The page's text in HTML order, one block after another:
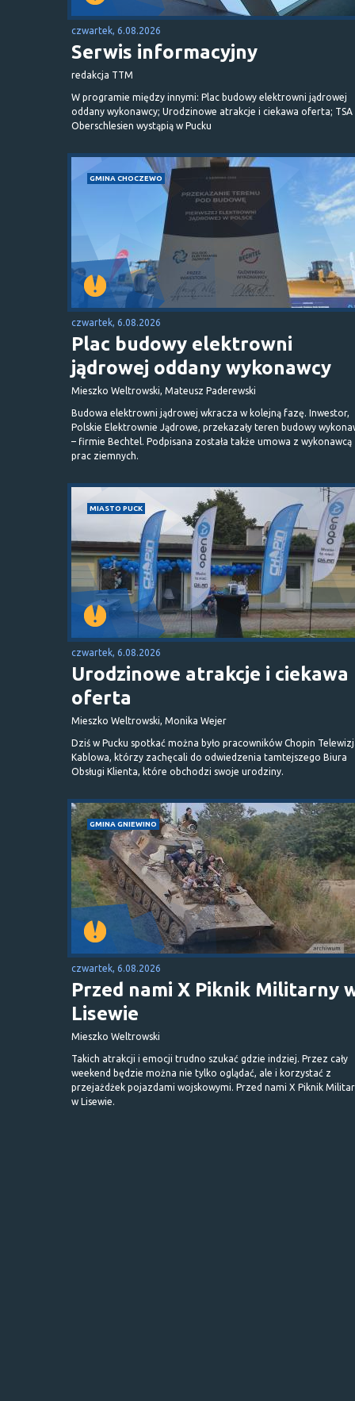
czwartek, 6.08.2026
Serwis informacyjny
redakcja TTM
W programie między innymi: Plac budowy elektrowni jądrowej
oddany wykonawcy; Urodzinowe atrakcje i ciekawa oferta; TSA
Oberschlesien wystąpią w Pucku
GMINA CHOCZEWO
czwartek, 6.08.2026
Plac budowy elektrowni
jądrowej oddany wykonawcy
Mieszko Weltrowski, Mateusz Paderewski
Budowa elektrowni jądrowej wkracza w kolejną fazę. Inwestor,
Polskie Elektrownie Jądrowe, przekazały teren budowy
– firmie Bechtel. Podpisana została także umowa z wykonawcą
prac ziemnych.
MIASTO PUCK
czwartek, 6.08.2026
Urodzinowe atrakcje i ciekawa
oferta
Mieszko Weltrowski, Monika Wejer
Dziś w Pucku spotkać można było pracowników Chopin
Kablowa, którzy zachęcali do odwiedzenia tamtejszego Biura
Obsługi Klienta, które obchodzi swoje urodziny.
GMINA GNIEWINO
czwartek, 6.08.2026
Przed nami X Piknik Militarny
Lisewie
Mieszko Weltrowski
Takich atrakcji i emocji trudno szukać gdzie indziej. Przez cały
weekend będzie można nie tylko oglądać, ale i korzystać z
przejażdżek pojazdami wojskowymi. Przed nami X Piknik
w Lisewie.